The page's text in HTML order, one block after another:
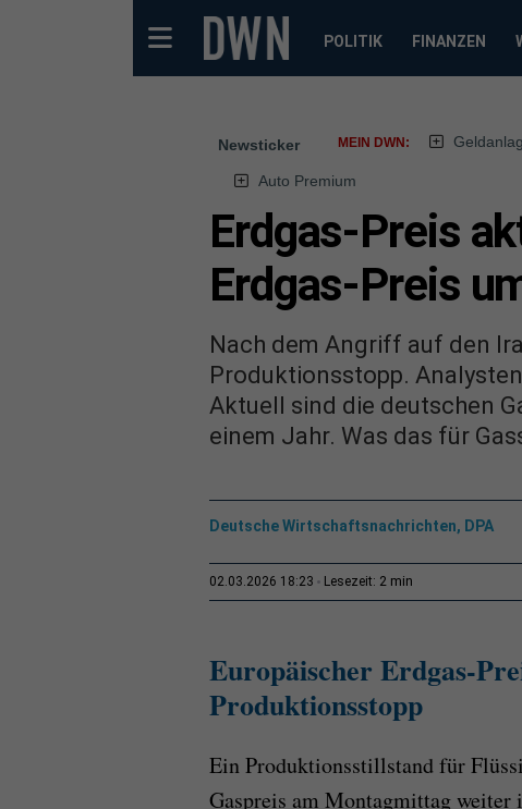
POLITIK FINANZEN
Newsticker MEIN DWN:
Auto Premium
Erdgas-Preis
Erdgas-Preis
Nach dem Angriff auf den
Produktionsstopp.
Aktuell sind die deutschen
einem Jahr. Was das für
Deutsche Wirtschaftsnachrichten, DPA
02.03.2026 18:23 Lesezeit: 2 min
Europäischer Erdgas-
Produktionsstopp
Ein Produktionsstillstand für
Gaspreis am Montagmittag